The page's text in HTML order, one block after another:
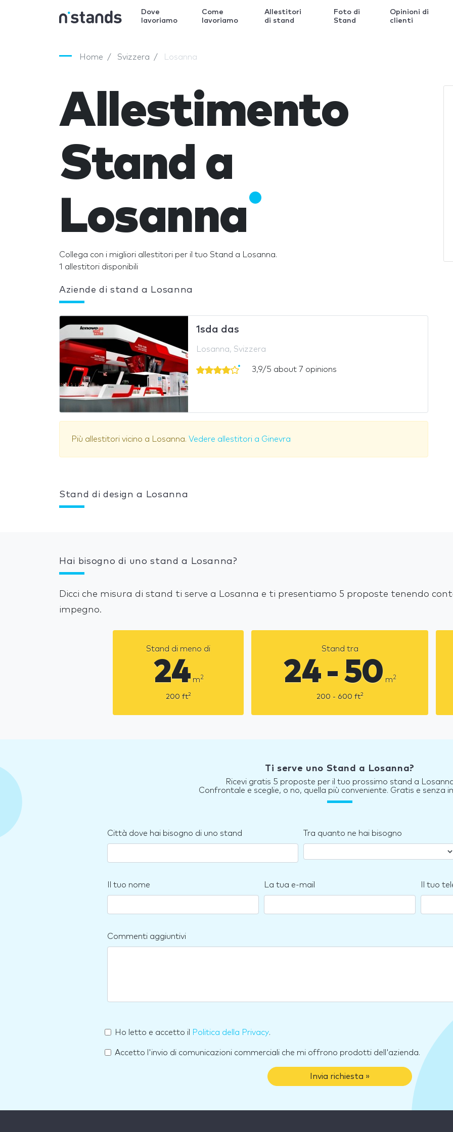
Dove
lavoriamo
Come
lavoriamo
Allestitori
di stand
Foto di
Stand
Opinioni di
clienti
Home Svizzera Losanna
Allestimento
Stand a
Losanna
Collega con i migliori allestitori per il tuo Stand a Losanna.
1 allestitori disponibili
Aziende di stand a Losanna
1sda das
Losanna, Svizzera
3,9/5 about 7 opinions
Più allestitori vicino a Losanna. Vedere allestitori a Ginevra
Stand di design a Losanna
Hai bisogno di uno stand a Losanna?
Dicci che misura di stand ti serve a Losanna e ti presentiamo 5 proposte tenendo
impegno.
Stand di meno di
24 m2
200 ft2
Stand tra
24 - 50 m2
200 - 600 ft2
Ti serve uno Stand a Losanna?
Ricevi gratis 5 proposte per il tuo prossimo stand a
Confrontale e sceglie, o no, quella più conveniente. Gratis e senza
Città dove hai bisogno di uno stand Tra quanto ne hai bisogno
Il tuo nome La tua e-mail Il tuo
Commenti aggiuntivi
Ho letto e accetto il Politica della Privacy.
Accetto l'invio di comunicazioni commerciali che mi offrono prodotti dell'azienda.
Invia richiesta »